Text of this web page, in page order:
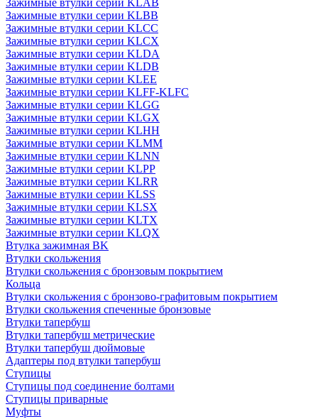
Зажимные втулки серии KLAB
Зажимные втулки серии KLBB
Зажимные втулки серии KLCC
Зажимные втулки серии KLCX
Зажимные втулки серии KLDA
Зажимные втулки серии KLDB
Зажимные втулки серии KLEE
Зажимные втулки серии KLFF-KLFC
Зажимные втулки серии KLGG
Зажимные втулки серии KLGX
Зажимные втулки серии KLHH
Зажимные втулки серии KLMM
Зажимные втулки серии KLNN
Зажимные втулки серии KLPP
Зажимные втулки серии KLRR
Зажимные втулки серии KLSS
Зажимные втулки серии KLSX
Зажимные втулки серии KLTX
Зажимные втулки серии KLQX
Втулка зажимная BK
Втулки скольжения
Втулки скольжения с бронзовым покрытием
Кольца
Втулки скольжения с бронзово-графитовым покрытием
Втулки скольжения спеченные бронзовые
Втулки тапербуш
Втулки тапербуш метрические
Втулки тапербуш дюймовые
Адаптеры под втулки тапербуш
Ступицы
Ступицы под соединение болтами
Ступицы приварные
Муфты